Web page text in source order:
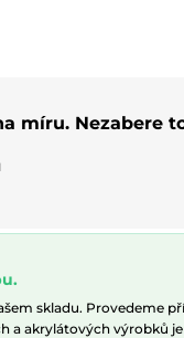
míru. Nezabere
skladu. Provedeme
a akrylátových výrobků